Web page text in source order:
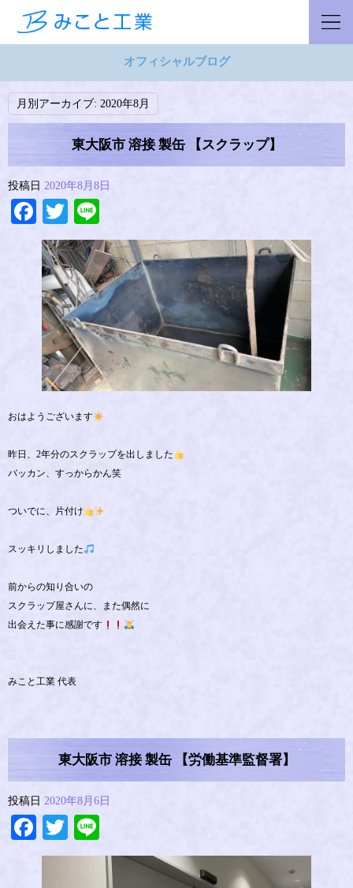
オフィシャルブログ
月別アーカイブ: 2020年8月
東大阪市 溶接 製缶 【スクラップ】
投稿日 2020年8月8日
Facebook
Twitter
おはようございます
昨日、2年分のスクラップを出しました
バッカン、すっからかん笑
ついでに、片付け
スッキリしました
前からの知り合いの
スクラップ屋さんに、また偶然に
出会えた事に感謝です
みこと工業 代表
東大阪市 溶接 製缶 【労働基準監督署】
投稿日 2020年8月6日
Facebook
Twitter